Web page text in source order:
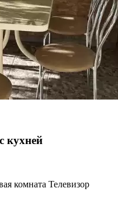
кухней
комната Телевизор